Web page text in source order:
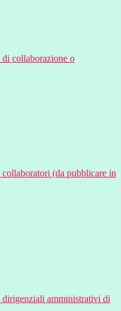
collaborazione o
(da pubblicare in
amministrativi di